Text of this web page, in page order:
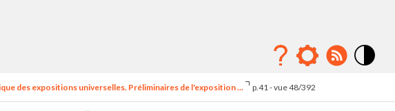
des expositions universelles. Préliminaires de l'exposition ... p.41 - vue 48/392